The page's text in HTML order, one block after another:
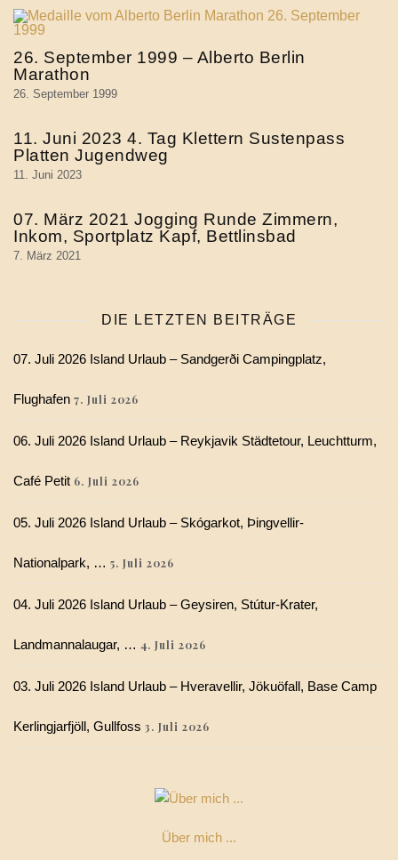
26. September 1999 – Alberto Berlin
Marathon
26. September 1999
11. Juni 2023 4. Tag Klettern Sustenpass
Platten Jugendweg
11. Juni 2023
07. März 2021 Jogging Runde Zimmern,
Inkom, Sportplatz Kapf, Bettlinsbad
7. März 2021
DIE LETZTEN BEITRÄGE
07. Juli 2026 Island Urlaub – Sandgerði Campingplatz,
Flughafen 7. Juli 2026
06. Juli 2026 Island Urlaub – Reykjavik Städtetour, Leuchtturm,
Café Petit 6. Juli 2026
05. Juli 2026 Island Urlaub – Skógarkot, Þingvellir-
Nationalpark, … 5. Juli 2026
04. Juli 2026 Island Urlaub – Geysiren, Stútur-Krater,
Landmannalaugar, … 4. Juli 2026
03. Juli 2026 Island Urlaub – Hveravellir, Jökuöfall, Base Camp
Kerlingjarfjöll, Gullfoss 3. Juli 2026
Über mich ...